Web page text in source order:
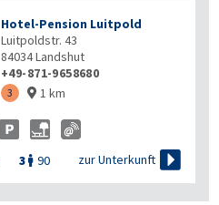
Hotel-Pension Luitpold
Luitpoldstr. 43
84034Landshut
+49-871-9658680
3  1 km
3  90 zur Unterkunft 